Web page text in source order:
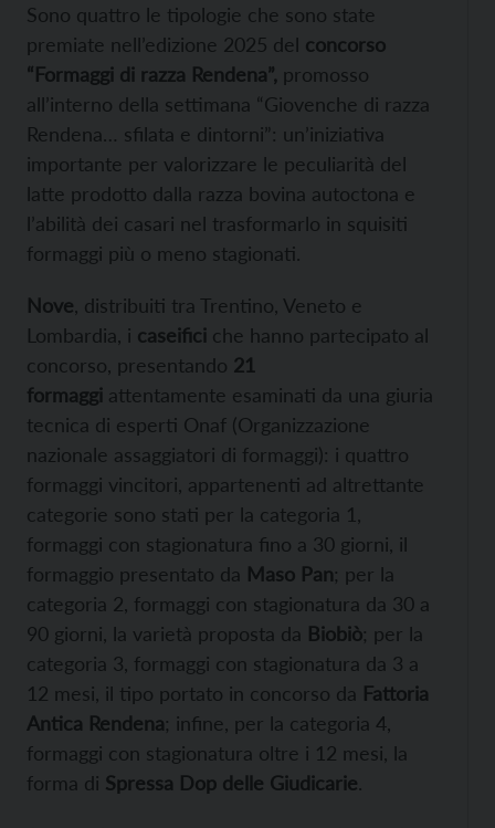
Sono quattro le tipologie che sono state
premiate nell’edizione 2025 del concorso
“Formaggi di razza Rendena”, promosso
all’interno della settimana “Giovenche di razza
Rendena… sfilata e dintorni”: un’iniziativa
importante per valorizzare le peculiarità del
latte prodotto dalla razza bovina autoctona e
l’abilità dei casari nel trasformarlo in squisiti
formaggi più o meno stagionati.
Nove , distribuiti tra Trentino, Veneto e
Lombardia, i caseifici che hanno partecipato al
concorso, presentando 21
formaggi attentamente esaminati da una giuria
tecnica di esperti Onaf (Organizzazione
nazionale assaggiatori di formaggi): i quattro
formaggi vincitori, appartenenti ad altrettante
categorie sono stati per la categoria 1,
formaggi con stagionatura fino a 30 giorni, il
formaggio presentato da Maso Pan; per la
categoria 2, formaggi con stagionatura da 30 a
90 giorni, la varietà proposta da Biobiò; per la
categoria 3, formaggi con stagionatura da 3 a
12 mesi, il tipo portato in concorso da Fattoria
Antica Rendena; infine, per la categoria 4,
formaggi con stagionatura oltre i 12 mesi, la
forma di Spressa Dop delle Giudicarie.